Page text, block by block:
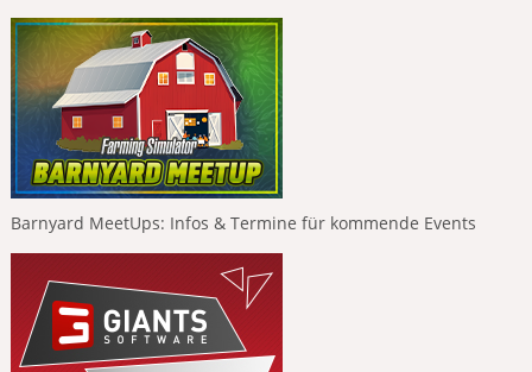
Barnyard MeetUps: Infos & Termine für kommende Events